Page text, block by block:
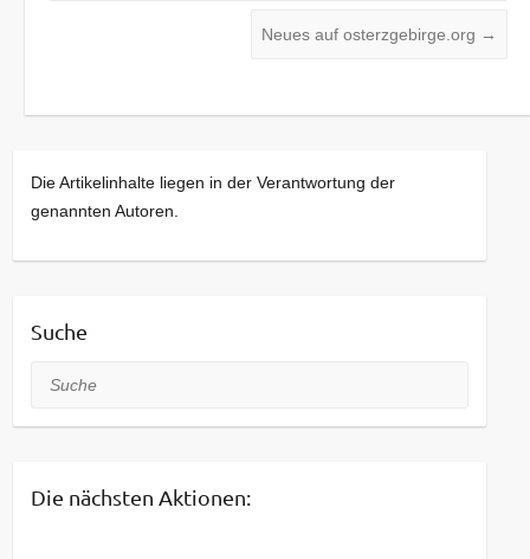
Neues auf osterzgebirge.org →
Die Artikelinhalte liegen in der Verantwortung der
genannten Autoren.
Suche
Suche
Die nächsten Aktionen: